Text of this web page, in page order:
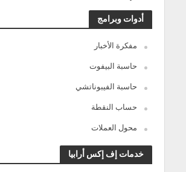
أدوات وبرامج
مفكرة الأخبار
حاسبة البيفوت
حاسبة الفيبوناتشي
حساب النقطة
محول العملات
خدمات إف إكس أرابيا